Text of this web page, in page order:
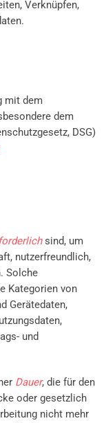
Verknüpfen,
mit dem
dem
DSG)
sind, um
nutzerfreundlich,
Solche
Kategorien von
Gerätedaten,
und
Dauer, die für den
oder gesetzlich
nicht mehr